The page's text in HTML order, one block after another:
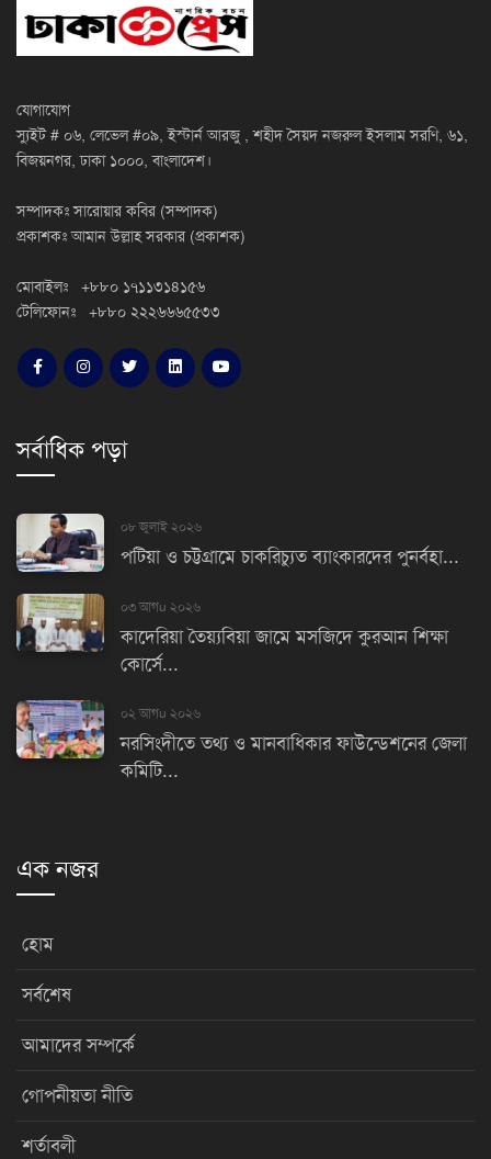
যোগাযোগ
স্যুইট # ০৬, লেভেল #০৯, ইস্টার্ন আরজু , শহীদ সৈয়দ নজরুল ইসলাম সরণি, ৬১,
বিজয়নগর, ঢাকা ১০০০, বাংলাদেশ।
সম্পাদকঃ সারোয়ার কবির (সম্পাদক)
প্রকাশকঃ আমান উল্লাহ সরকার (প্রকাশক)
মোবাইলঃ +৮৮০ ১৭১১৩১৪১৫৬
টেলিফোনঃ +৮৮০ ২২২৬৬৬৫৫৩৩
সর্বাধিক পড়া
০৮ জুলাই ২০২৬
পটিয়া ও চট্টগ্রামে চাকরিচ্যুত ব্যাংকারদের পুনর্বহা...
০৩ আগu ২০২৬
কাদেরিয়া তৈয়্যবিয়া জামে মসজিদে কুরআন শিক্ষা
কোর্সে...
০২ আগu ২০২৬
নরসিংদীতে তথ্য ও মানবাধিকার ফাউন্ডেশনের জেলা
কমিটি...
এক নজর
হোম
সর্বশেষ
আমাদের সম্পর্কে
গোপনীয়তা নীতি
শর্তাবলী